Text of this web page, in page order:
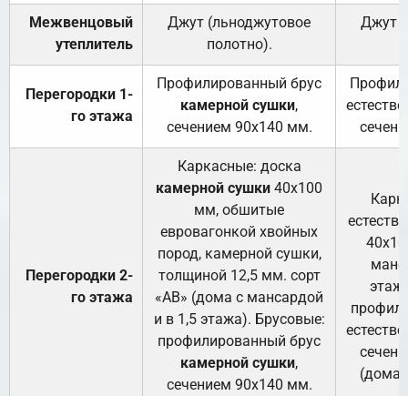
Межвенцовый
утеплитель
Джут (льноджутовое
полотно).
Джут
Перегородки 1-
го этажа
Профилированный брус
камерной сушки,
сечением 90х140 мм.
Перегородки 2-
го этажа
Каркасные: доска
камерной сушки 40х100
мм, обшитые
евровагонкой хвойных
пород, камерной сушки,
толщиной 12,5 мм. сорт
«АВ» (дома с мансардой
и в 1,5 этажа). Брусовые:
профилированный брус
камерной сушки,
сечением 90х140 мм.
(дома